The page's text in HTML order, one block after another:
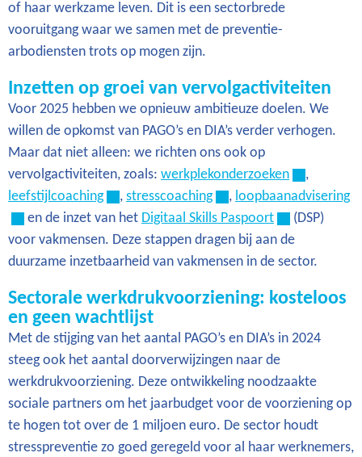
of haar werkzame leven. Dit is een sectorbrede
vooruitgang waar we samen met de preventie-
arbodiensten trots op mogen zijn.
Inzetten op groei van vervolgactiviteiten
Voor 2025 hebben we opnieuw ambitieuze doelen. We
willen de opkomst van PAGO’s en DIA’s verder verhogen.
Maar dat niet alleen: we richten ons ook op
vervolgactiviteiten, zoals: werkplekonderzoeken
,
leefstijlcoaching
, stresscoaching , loopbaanadvisering
en de inzet van het Digitaal Skills Paspoort
(DSP)
voor vakmensen. Deze stappen dragen bij aan de
duurzame inzetbaarheid van vakmensen in de sector.
Sectorale werkdrukvoorziening: kosteloos
en geen wachtlijst
Met de stijging van het aantal PAGO’s en DIA’s in 2024
steeg ook het aantal doorverwijzingen naar de
werkdrukvoorziening. Deze ontwikkeling noodzaakte
sociale partners om het jaarbudget voor de voorziening op
te hogen tot over de 1 miljoen euro. De sector houdt
stresspreventie zo goed geregeld voor al haar werknemers,